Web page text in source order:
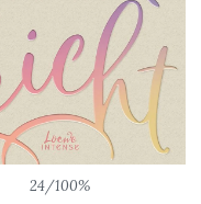
24/100%